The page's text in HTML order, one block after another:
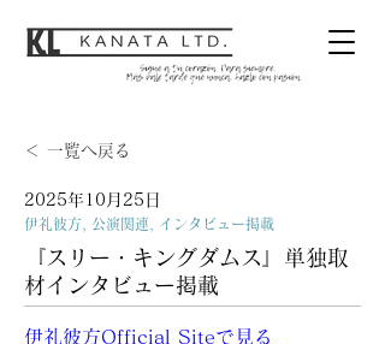
＜ 一覧へ戻る
2025年10月25日
伊礼彼方, 公演関連, インタビュー掲載
『スリー・キングダムス』単独取
材インタビュー掲載
伊礼彼方Official Siteで見る